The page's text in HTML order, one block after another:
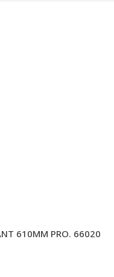
610MM PRO. 66020